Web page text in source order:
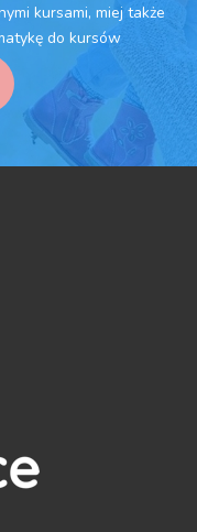
kursami, miej także
do kursów